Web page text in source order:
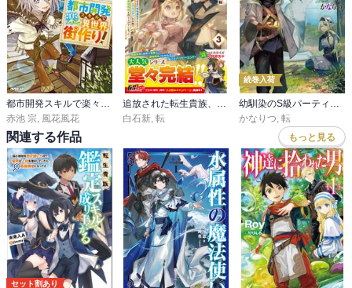
赤池 宗 風花風花
白石新 転
続巻入荷
かなりつ 転
関連する作品 もっと見る
セット割あり